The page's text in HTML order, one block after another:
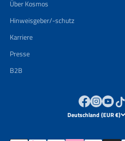
Über Kosmos
Hinweisgeber/-schutz
Karriere
Presse
B2B
Deutschland (EUR €)